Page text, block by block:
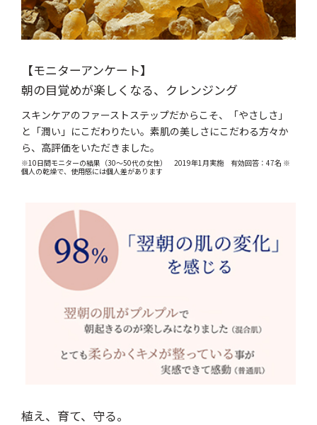
【モニターアンケート】
朝の目覚めが楽しくなる、クレンジング
スキンケアのファーストステップだからこそ、「やさしさ」
と「潤い」にこだわりたい。素肌の美しさにこだわる方々か
ら、高評価をいただきました。
※10日間モニターの結果（30～50代の女性） 2019年1月実施 有効回答：47名 ※
個人の乾燥で、使用感には個人差があります
植え、育て、守る。